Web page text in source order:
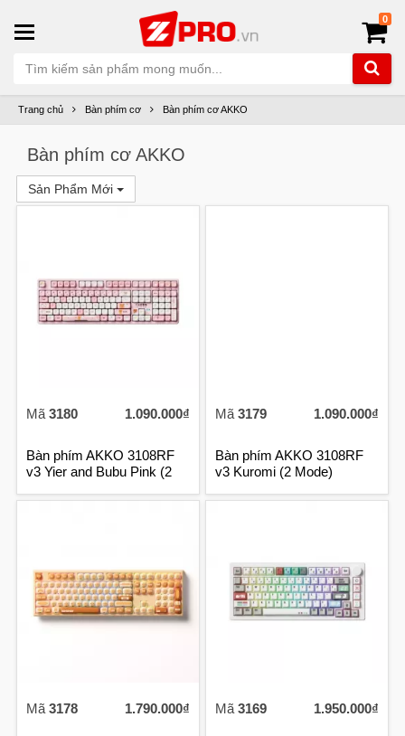
0
Trang chủ Bàn phím cơ Bàn phím cơ AKKO
Bàn phím cơ AKKO
Sản Phẩm Mới
Mã 3180 1.090.000₫
Bàn phím AKKO 3108RF
v3 Yier and Bubu Pink (2
Mã 3179 1.090.000₫
Bàn phím AKKO 3108RF
v3 Kuromi (2 Mode)
Mã 3178 1.790.000₫ Mã 3169 1.950.000₫